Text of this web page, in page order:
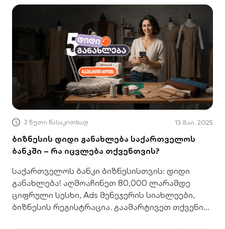
2 წუთი წასაკითხად 13 მაი. 2025
ბიზნესის დიდი განახლება საქართველოს
ბანკში – რა იცვლება თქვენთვის?
საქართველოს ბანკი ბიზნესისთვის: დიდი
განახლება! აღმოაჩინეთ 80,000 ლარამდე
ციფრული სესხი, Ads მენეჯერის სიახლეები,
ბიზნესის რეგისტრაცია. გაამარტივეთ თქვენი